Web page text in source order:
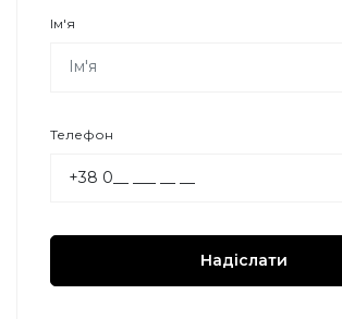
Ім'я
Телефон
Надіслати